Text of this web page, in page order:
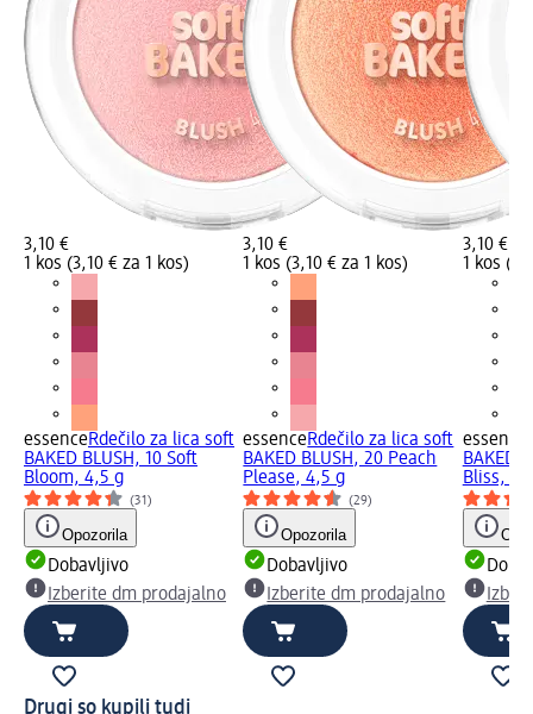
3,10 €
1 kos (3,10 € za 1 kos)
essenceRdečilo za lica soft
BAKED BLUSH, 10 Soft
Bloom, 4,5 g
(31)
Opozorila
Dobavljivo
Izberite dm prodajalno
3,10 €
1 kos (3,10 € za 1 kos)
essenceRdečilo za lica soft
BAKED BLUSH, 20 Peach
Please, 4,5 g
(29)
Opozorila
Dobavljivo
Izberite dm prodajalno
3,10 €
1 kos
essence
BAKED
Bliss,
Drugi so kupili tudi